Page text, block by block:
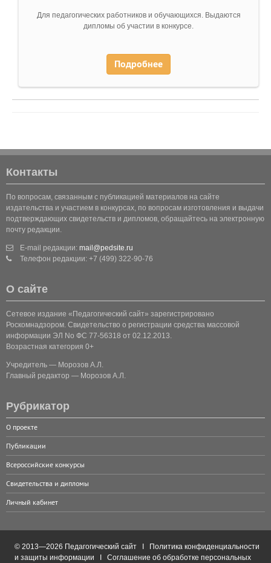
Для педагогических работников и обучающихся. Выдаются
дипломы об участии в конкурсе.
Подробнее
Контакты
По вопросам, связанным с публикацией материалов на сайте
издательства и участием в конкурсах, по вопросам изготовления и выдачи
подтверждающих свидетельств и дипломов, обращайтесь на электронную
почту редакции.
E-mail редакции: mail@pedsite.ru
Телефон редакции: +7 (499) 322-90-76
О сайте
Сетевое издание «Педагогический сайт» зарегистрировано
Роскомнадзором. Свидетельство о регистрации средства массовой
информации ЭЛ No ФС 77-56318 от 02.12.2013.
Возрастная категория 0+
Учредитель — Морозов А.Л.
Главный редактор — Морозов А.Л.
Рубрикатор
О проекте
Публикации
Всероссийские конкурсы
Свидетельства и дипломы
Личный кабинет
© 2013—2026 Педагогический сайт I
Политика конфиденциальности
и защиты информации
Соглашение об обработке персональных